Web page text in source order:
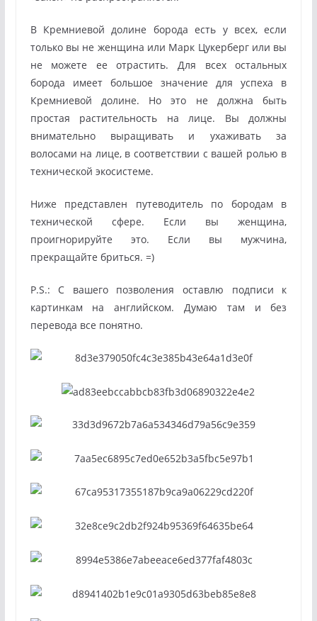
В Кремниевой долине борода есть у всех, если
только вы не женщина или Марк Цукерберг или вы
не можете ее отрастить. Для всех остальных
борода имеет большое значение для успеха в
Кремниевой долине. Но это не должна быть
простая растительность на лице. Вы должны
внимательно выращивать и ухаживать за
волосами на лице, в соответствии с вашей ролью в
технической экосистеме.
Ниже представлен путеводитель по бородам в
технической сфере. Если вы женщина,
проигнорируйте это. Если вы мужчина,
прекращайте бриться. =)
P.S.: С вашего позволения оставлю подписи к
картинкам на английском. Думаю там и без
перевода все понятно.